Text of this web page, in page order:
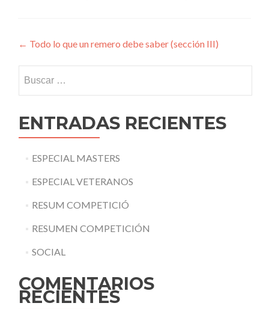
Navegación
de
entradas
← Todo lo que un remero debe saber (sección III)
ENTRADAS RECIENTES
ESPECIAL MASTERS
ESPECIAL VETERANOS
RESUM COMPETICIÓ
RESUMEN COMPETICIÓN
SOCIAL
COMENTARIOS
RECIENTES